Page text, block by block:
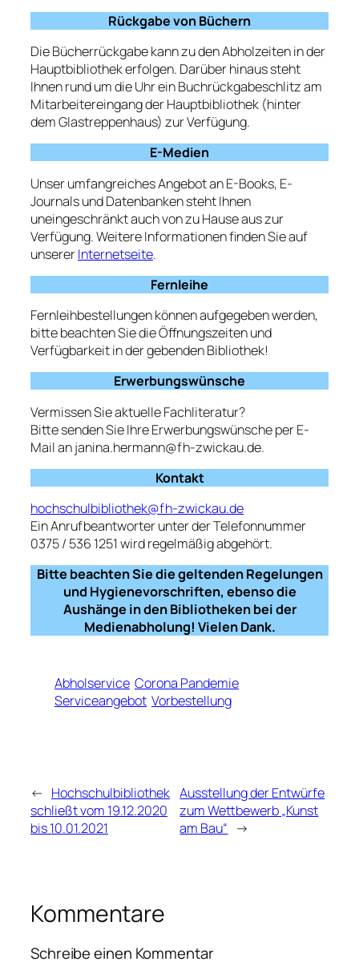
Rückgabe von Büchern
Die Bücherrückgabe kann zu den Abholzeiten in der
Hauptbibliothek erfolgen. Darüber hinaus steht
Ihnen rund um die Uhr ein Buchrückgabeschlitz am
Mitarbeitereingang der Hauptbibliothek (hinter
dem Glastreppenhaus) zur Verfügung.
E-Medien
Unser umfangreiches Angebot an E-Books, E-
Journals und Datenbanken steht Ihnen
uneingeschränkt auch von zu Hause aus zur
Verfügung. Weitere Informationen finden Sie auf
unsererInternetseite.
Fernleihe
Fernleihbestellungen können aufgegeben werden,
bitte beachten Sie die Öffnungszeiten und
Verfügbarkeit in der gebenden Bibliothek!
Erwerbungswünsche
Vermissen Sie aktuelle Fachliteratur?
Bitte senden Sie Ihre Erwerbungswünsche per E-
Mail an janina.hermann@fh-zwickau.de.
Kontakt
hochschulbibliothek@fh-zwickau.de
Ein Anrufbeantworter unter der Telefonnummer
0375 / 536 1251 wird regelmäßig abgehört.
Bitte beachten Sie die geltenden Regelungen
und Hygienevorschriften, ebenso die
Aushänge in den Bibliotheken bei der
Medienabholung! Vielen Dank.
Abholservice Corona Pandemie
Serviceangebot Vorbestellung
← Hochschulbibliothek
schließt vom 19.12.2020
bis 10.01.2021
Ausstellung der Entwürfe
zum Wettbewerb „Kunst
am Bau“ →
Kommentare
Schreibe einen Kommentar